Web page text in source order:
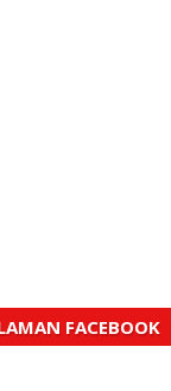
FACEBOOK